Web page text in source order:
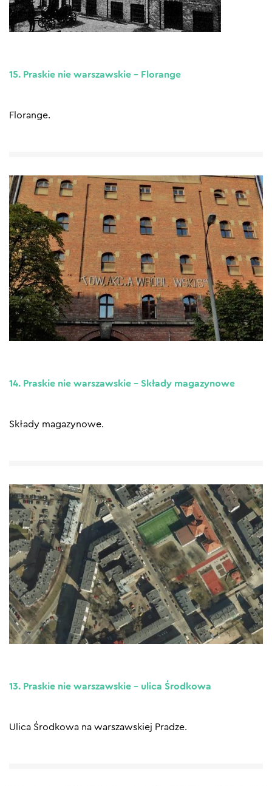
15. Praskie nie warszawskie – Florange
Florange.
14. Praskie nie warszawskie – Składy magazynowe
Składy magazynowe.
13. Praskie nie warszawskie – ulica Środkowa
Ulica Środkowa na warszawskiej Pradze.